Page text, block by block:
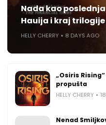
Nada kao poslednja
Hauija i kraj trilogije
HELLY CHERRY 8 DAYS AGO
„Osiris
propušta
HELLY CHERRY
Nenad